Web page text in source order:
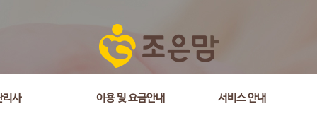
리사 이용 및 요금안내 서비스 안내